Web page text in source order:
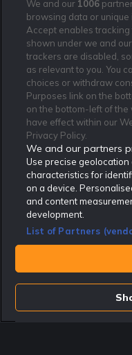
Rekatochklart.com är Sveriges
Rekatochklart som en av världens
Oscarsgala EGR Awards.
Rekatochklart är oberoende och ej
speltips, unika insättningsbonusar
spelbolagen. En spelbok, spelskola,
populära klotterplank.
Har du några frågor är du
Spela ansvarsfullt.
problem? Kontakta stödlinjen på
korrekta vid den tidpunkt de
Affiliate Modell
Om Rekatochklart
Kontakta oss
Redaktionen
F.A.Q
We and our 1006
browsing data or
Accept enables
shown under we and
trackers are disabled,
as relevant to you. You
choices or withdraw
Purposes link on the
on the bottom-left of the
have effect within our
Privacy Policy.
We and our partners
Use precise
characteristics for
on a device.
and content
development.
List of Partners